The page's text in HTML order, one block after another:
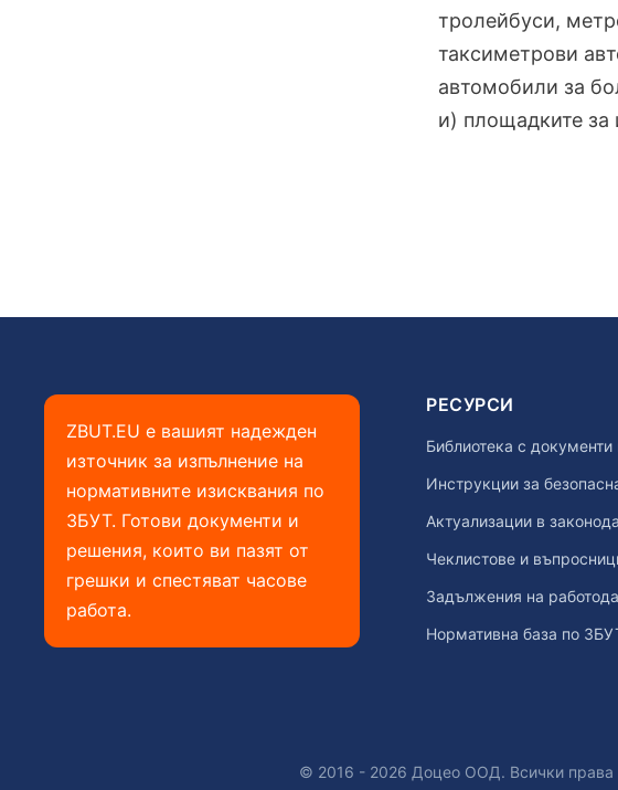
тролейбуси,
таксиметрови
автомобили за
и) площадките за
ZBUT.EU е вашият надежден
източник за изпълнение на
нормативните изисквания по
ЗБУТ. Готови документи и
решения, които ви пазят от
грешки и спестяват часове
работа.
РЕСУРСИ
Библиотека с
Инструкции за
Актуализации в
Чеклистове и
Задължения на
Нормативна база по
© 2016 - 2026 Доцео ООД. Всички права